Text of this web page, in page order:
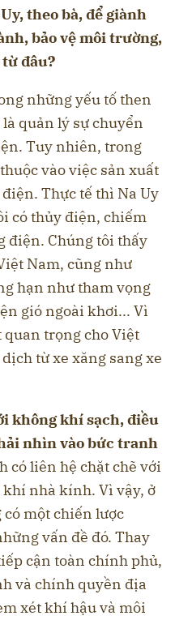
theo bà, để giành
bảo vệ môi trường,
đâu?
những yếu tố then
quản lý sự chuyển
Tuy nhiên, trong
vào việc sản xuất
Thực tế thì Na Uy
có thủy điện, chiếm
điện. Chúng tôi thấy
Nam, cũng như
hạn như tham vọng
gió ngoài khơi... Vì
quan trọng cho Việt
từ xe xăng sang xe
không khí sạch, điều
nhìn vào bức tranh
có liên hệ chặt chẽ với
nhà kính. Vì vậy, ở
có một chiến lược
vấn đề đó. Thay
cận toàn chính phủ,
và chính quyền địa
xét khí hậu và môi